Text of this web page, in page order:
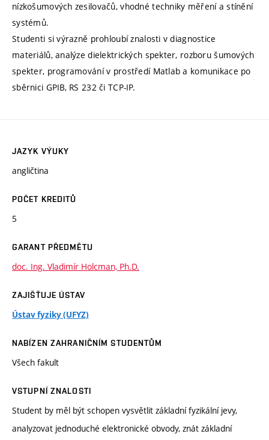
nízkošumových zesilovačů, vhodné techniky měření a stínění
systémů.
Studenti si výrazně prohloubí znalosti v diagnostice
materiálů, analýze dielektrických spekter, rozboru šumových
spekter, programování v prostředí Matlab a komunikace po
sběrnici GPIB, RS 232 či TCP-IP.
JAZYK VÝUKY
angličtina
POČET KREDITŮ
5
GARANT PŘEDMĚTU
doc. Ing. Vladimír Holcman, Ph.D.
ZAJIŠŤUJE ÚSTAV
Ústav fyziky (UFYZ)
NABÍZEN ZAHRANIČNÍM STUDENTŮM
Všech fakult
VSTUPNÍ ZNALOSTI
Student by měl být schopen vysvětlit základní fyzikální jevy,
analyzovat jednoduché elektronické obvody, znát základní